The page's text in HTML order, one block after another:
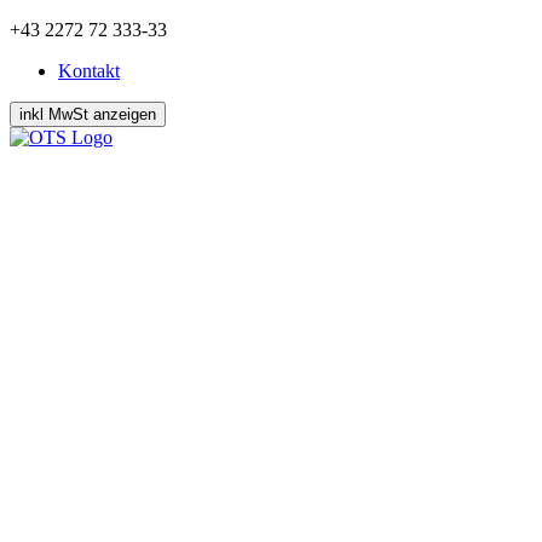
Zum
springen
+43 2272 72 333-33
Kontakt